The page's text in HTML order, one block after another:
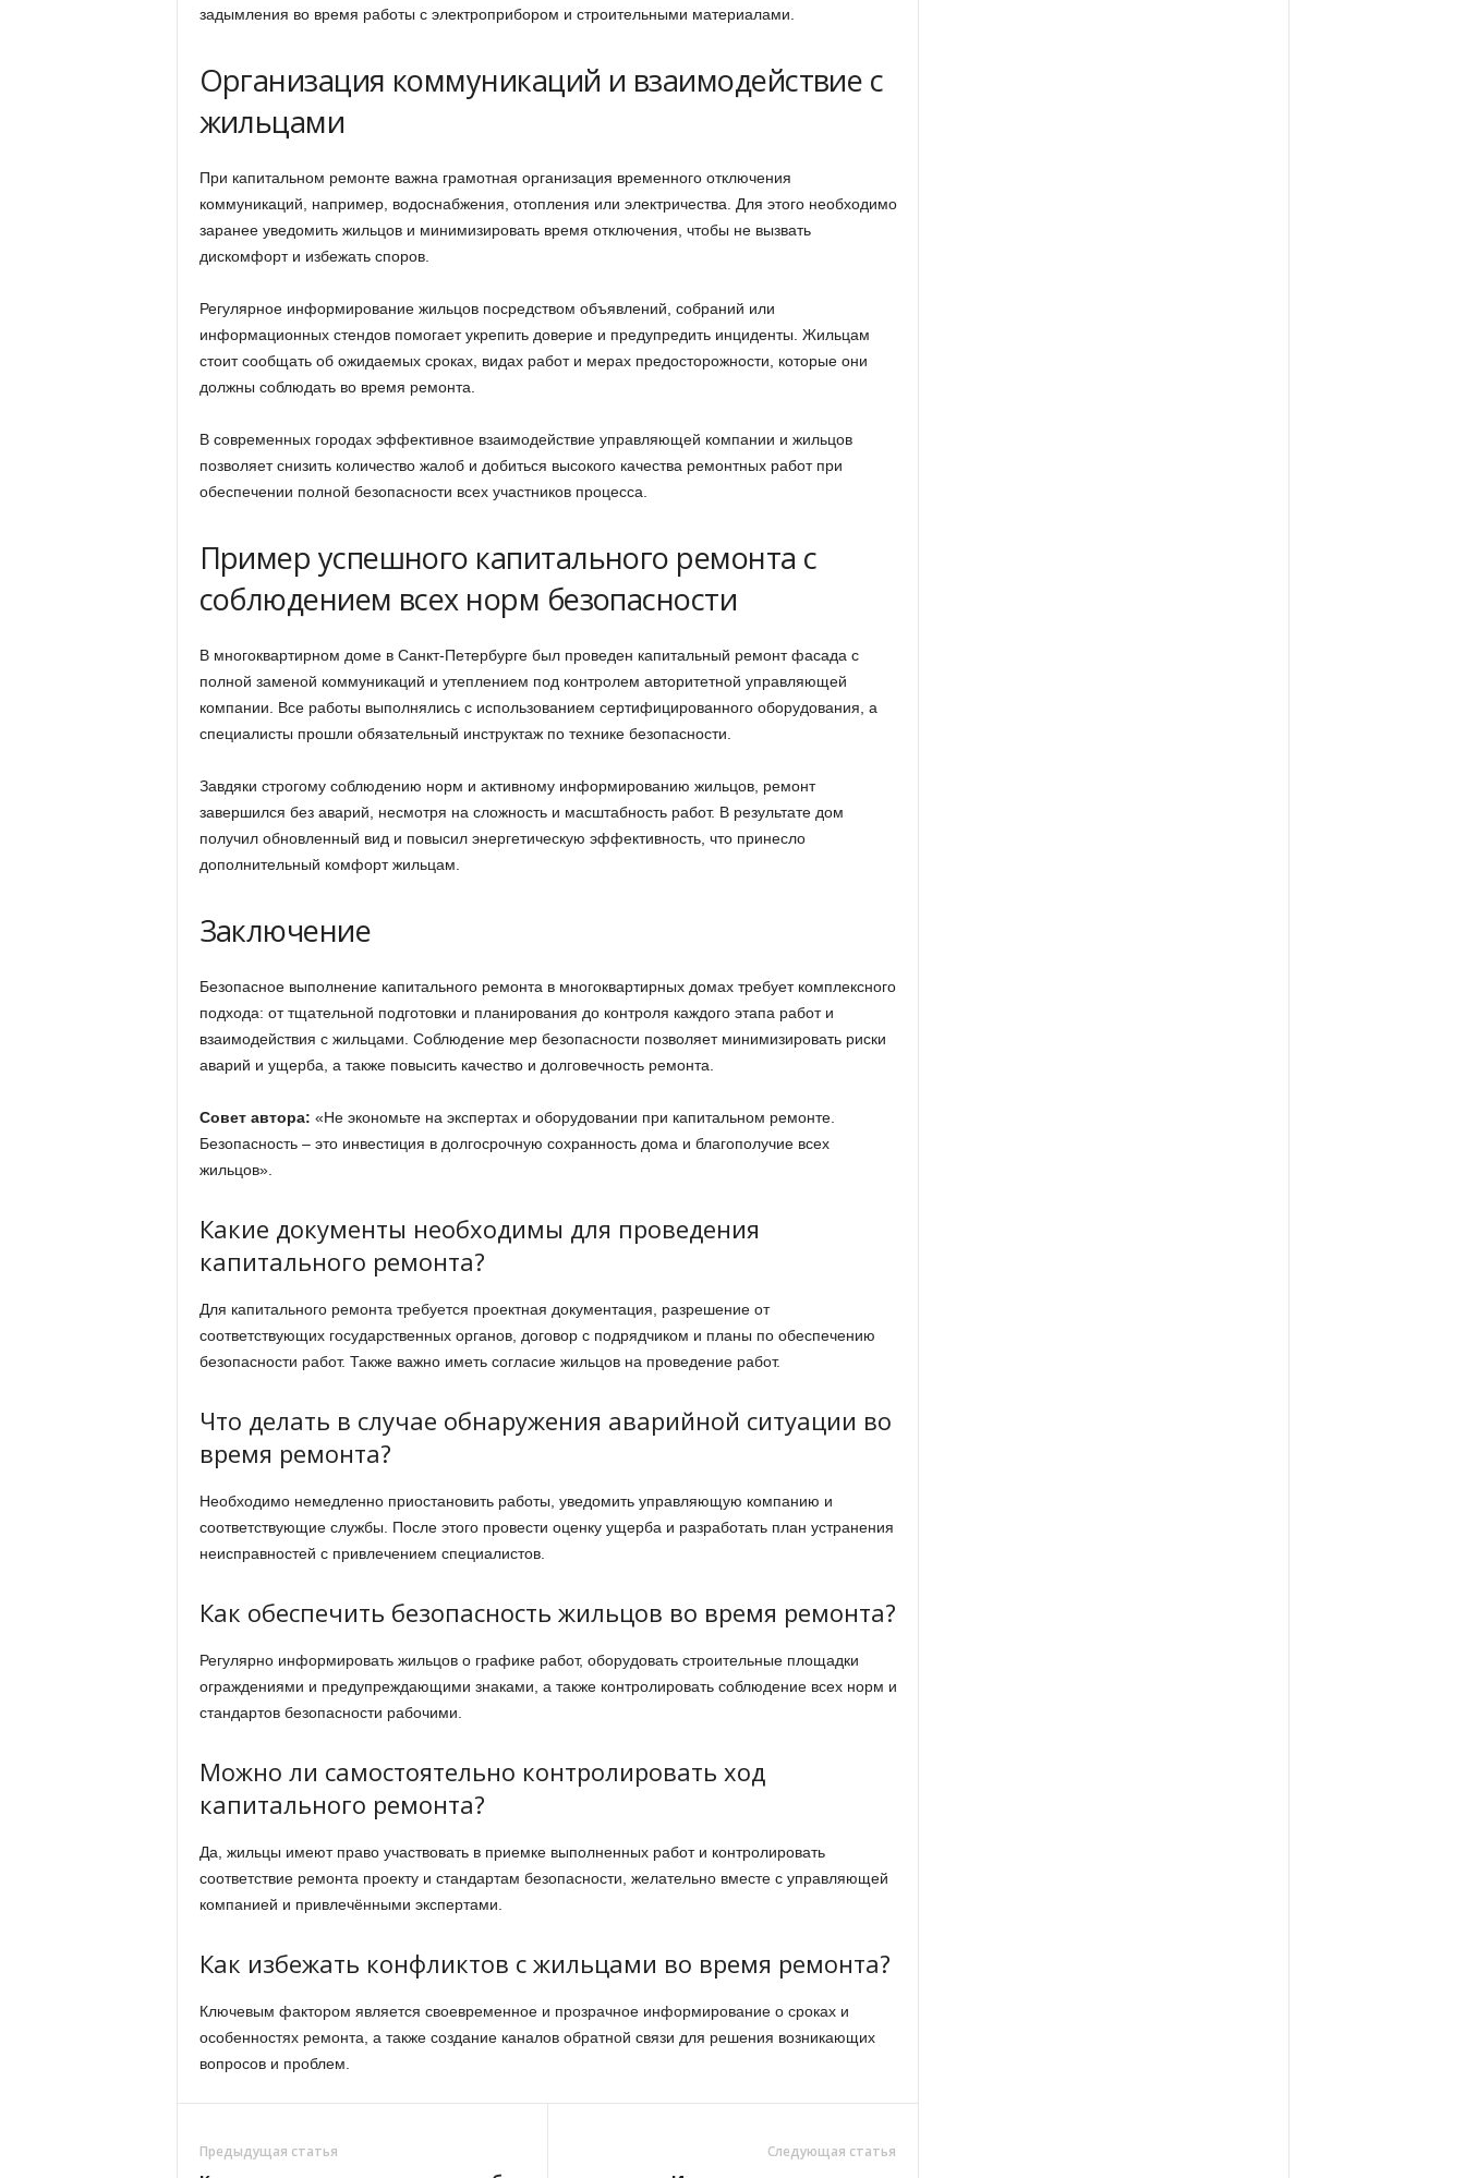
задымления во время работы с электроприбором и строительными материалами.
Организация коммуникаций и взаимодействие с
жильцами
При капитальном ремонте важна грамотная организация временного отключения
коммуникаций, например, водоснабжения, отопления или электричества. Для этого необходимо
заранее уведомить жильцов и минимизировать время отключения, чтобы не вызвать
дискомфорт и избежать споров.
Регулярное информирование жильцов посредством объявлений, собраний или
информационных стендов помогает укрепить доверие и предупредить инциденты. Жильцам
стоит сообщать об ожидаемых сроках, видах работ и мерах предосторожности, которые они
должны соблюдать во время ремонта.
В современных городах эффективное взаимодействие управляющей компании и жильцов
позволяет снизить количество жалоб и добиться высокого качества ремонтных работ при
обеспечении полной безопасности всех участников процесса.
Пример успешного капитального ремонта с
соблюдением всех норм безопасности
В многоквартирном доме в Санкт-Петербурге был проведен капитальный ремонт фасада с
полной заменой коммуникаций и утеплением под контролем авторитетной управляющей
компании. Все работы выполнялись с использованием сертифицированного оборудования, а
специалисты прошли обязательный инструктаж по технике безопасности.
Завдяки строгому соблюдению норм и активному информированию жильцов, ремонт
завершился без аварий, несмотря на сложность и масштабность работ. В результате дом
получил обновленный вид и повысил энергетическую эффективность, что принесло
дополнительный комфорт жильцам.
Заключение
Безопасное выполнение капитального ремонта в многоквартирных домах требует комплексного
подхода: от тщательной подготовки и планирования до контроля каждого этапа работ и
взаимодействия с жильцами. Соблюдение мер безопасности позволяет минимизировать риски
аварий и ущерба, а также повысить качество и долговечность ремонта.
Совет автора: «Не экономьте на экспертах и оборудовании при капитальном ремонте.
Безопасность – это инвестиция в долгосрочную сохранность дома и благополучие всех
жильцов».
Какие документы необходимы для проведения
капитального ремонта?
Для капитального ремонта требуется проектная документация, разрешение от
соответствующих государственных органов, договор с подрядчиком и планы по обеспечению
безопасности работ. Также важно иметь согласие жильцов на проведение работ.
Что делать в случае обнаружения аварийной ситуации во
время ремонта?
Необходимо немедленно приостановить работы, уведомить управляющую компанию и
соответствующие службы. После этого провести оценку ущерба и разработать план устранения
неисправностей с привлечением специалистов.
Как обеспечить безопасность жильцов во время ремонта?
Регулярно информировать жильцов о графике работ, оборудовать строительные площадки
ограждениями и предупреждающими знаками, а также контролировать соблюдение всех норм и
стандартов безопасности рабочими.
Можно ли самостоятельно контролировать ход
капитального ремонта?
Да, жильцы имеют право участвовать в приемке выполненных работ и контролировать
соответствие ремонта проекту и стандартам безопасности, желательно вместе с управляющей
компанией и привлечёнными экспертами.
Как избежать конфликтов с жильцами во время ремонта?
Ключевым фактором является своевременное и прозрачное информирование о сроках и
особенностях ремонта, а также создание каналов обратной связи для решения возникающих
вопросов и проблем.
Предыдущая статья Следующая статья